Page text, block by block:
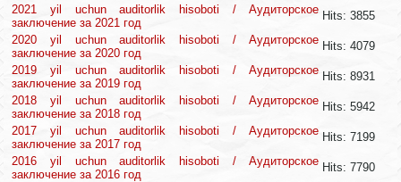
2021 yil uchun auditorlik hisoboti / Аудиторское
заключение за 2021 год
Hits: 3855
2020 yil uchun auditorlik hisoboti / Аудиторское
заключение за 2020 год
Hits: 4079
2019 yil uchun auditorlik hisoboti / Аудиторское
заключение за 2019 год
Hits: 8931
2018 yil uchun auditorlik hisoboti / Аудиторское
заключение за 2018 год
Hits: 5942
2017 yil uchun auditorlik hisoboti / Аудиторское
заключение за 2017 год
Hits: 7199
2016 yil uchun auditorlik hisoboti / Аудиторское
заключение за 2016 год
Hits: 7790